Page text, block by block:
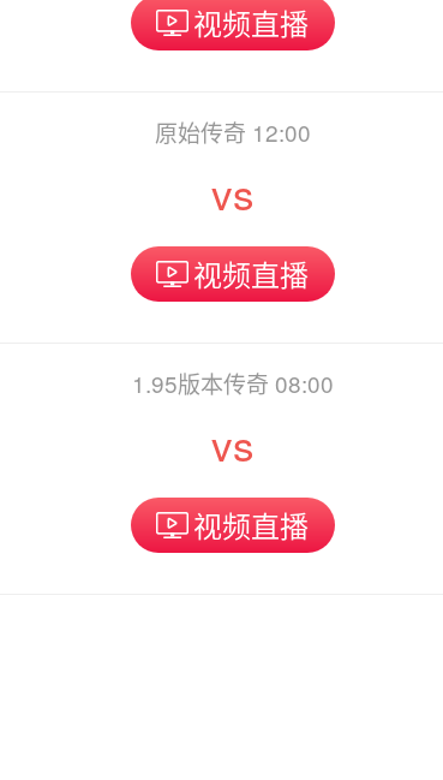
视频直播
原始传奇 12:00
vs
视频直播
1.95版本传奇 08:00
vs
视频直播